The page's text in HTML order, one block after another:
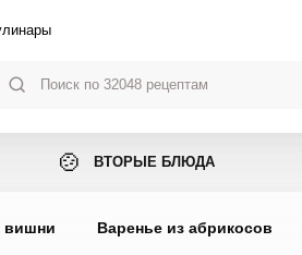
🍲 ВТОРЫЕ БЛЮДА
вишни Варенье из абрикосов